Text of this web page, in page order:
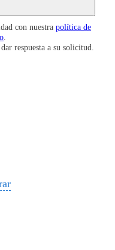
con nuestra política de
respuesta a su solicitud.